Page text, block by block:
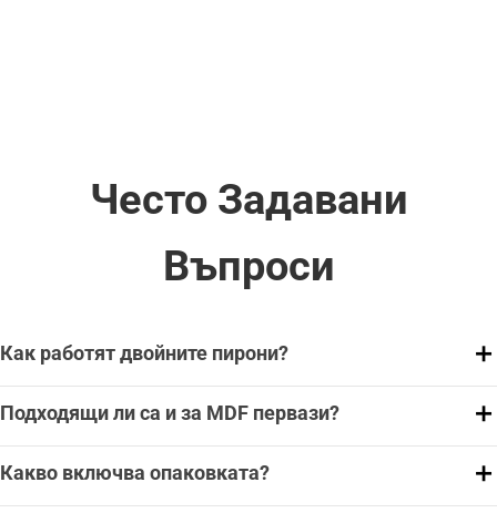
Често Задавани
Въпроси
Как работят двойните пирони?
Подходящи ли са и за MDF первази?
Какво включва опаковката?